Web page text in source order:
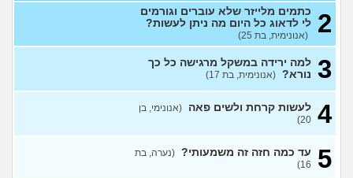
יש לי נשירת סטרס ואני נכנסת
לשנה קשה יותר מה אני עושה?
(אנונימית מתולתלת, בת 16)
הן לא אוהבות את זה?
(אריה, בן 26)
איך להתמודד עם הערות על
המשקל שלי?
(אישה, בת 21)
על ריח רע מהנרתיק
(אינה,
בת 32)
2
כתמים מלייזר שלא עוברים וגורמים
לי לדאוג כל היום מה ניתן לעשות?
(אנונימית, בת 25)
3 למה ירידה במשקל מרגישה כל כך
נורא? (אנונימית, בת 17)
4 לעשות קרחת ולשים פאה (אנונימי, בן
20)
5 עד כמה חזה זה משמעותי? (נערה, בת
16)